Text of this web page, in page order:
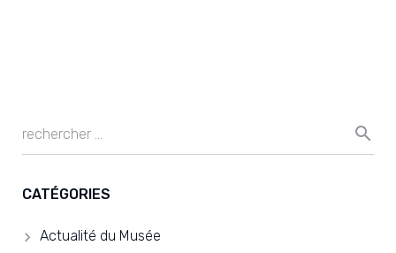
CATÉGORIES
Actualité du Musée